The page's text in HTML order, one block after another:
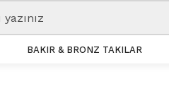
BAKIR & BRONZ TAKILAR